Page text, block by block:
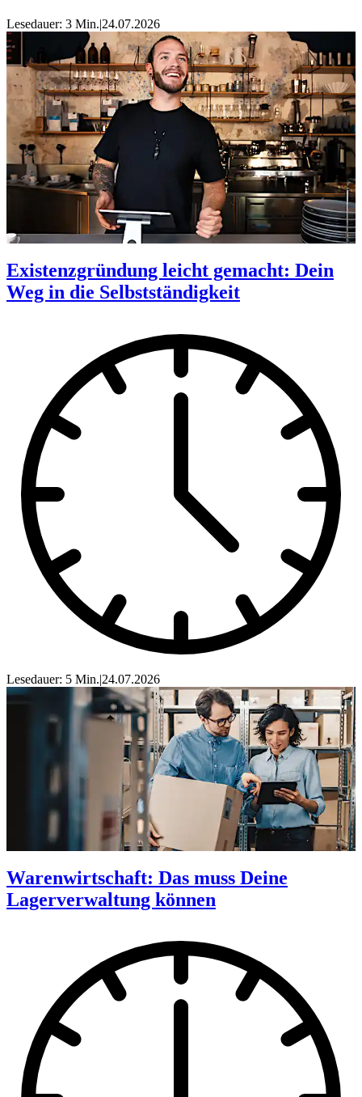
Lesedauer: 3 Min. 24.07.2026
Existenzgründung leicht gemacht: Dein
Weg in die Selbstständigkeit
Lesedauer: 5 Min.|24.07.2026
Warenwirtschaft: Das muss Deine
Lagerverwaltung können